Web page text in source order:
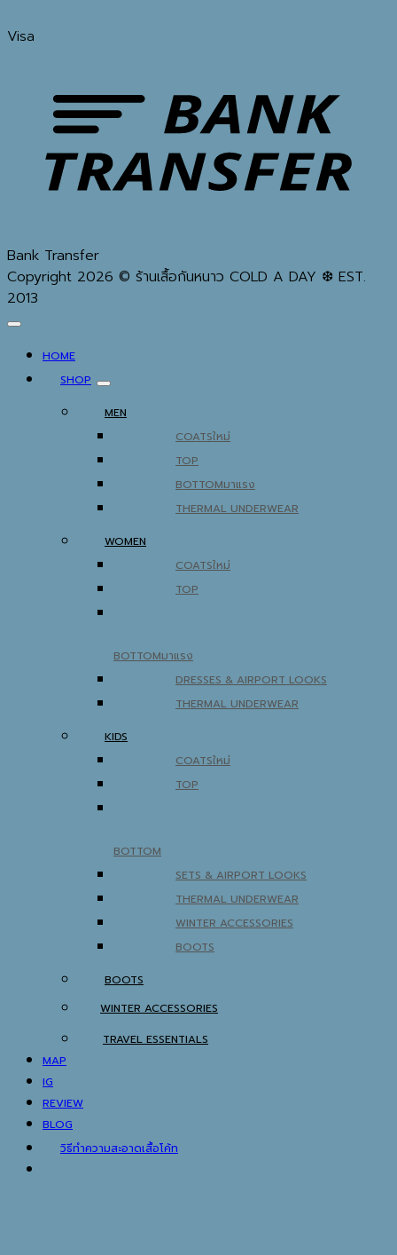
Visa
Bank Transfer
Copyright 2026 © ร้านเสื้อกันหนาว COLD A DAY ❆ EST.
2013
HOME
SHOP
MEN
COATS
TOP
BOTTOM
THERMAL UNDERWEAR
WOMEN
COATS
TOP
BOTTOM
DRESSES & AIRPORT LOOKS
THERMAL UNDERWEAR
KIDS
COATS
TOP
BOTTOM
SETS & AIRPORT LOOKS
THERMAL UNDERWEAR
WINTER ACCESSORIES
BOOTS
BOOTS
WINTER ACCESSORIES
TRAVEL ESSENTIALS
MAP
IG
REVIEW
BLOG
วิธีทำความสะอาดเสื้อโค้ท